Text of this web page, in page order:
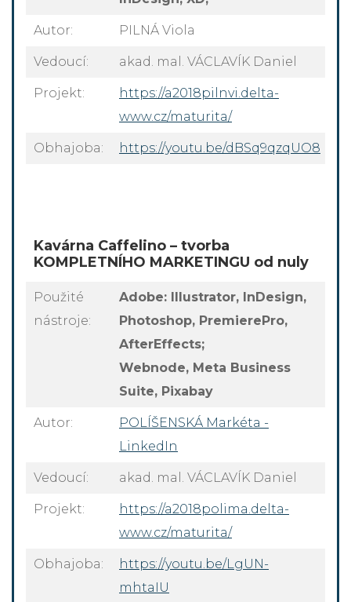
Autor: PILNÁ Viola
Vedoucí: akad. mal. VÁCLAVÍK Daniel
Projekt:
https://a2018pilnvi.delta-
www.cz/maturita/
Obhajoba: https://youtu.be/dBSq9qzqUO8
Kavárna Caffelino – tvorba
KOMPLETNÍHO MARKETINGU od nuly
Použité
nástroje:
Adobe: Illustrator, InDesign,
Photoshop, PremierePro,
AfterEffects;
Webnode, Meta Business
Suite, Pixabay
Autor:
POLÍŠENSKÁ Markéta -
LinkedIn
Vedoucí: akad. mal. VÁCLAVÍK Daniel
Projekt:
https://a2018polima.delta-
www.cz/maturita/
Obhajoba:
https://youtu.be/LgUN-
mhtaIU